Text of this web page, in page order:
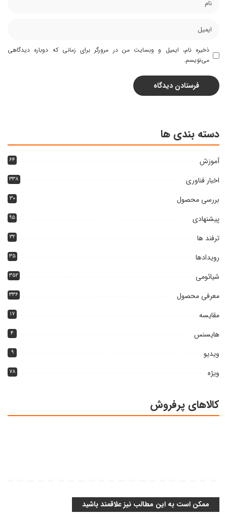
ذخیره نام، ایمیل و وبسایت من در مرورگر برای زمانی که دوباره دیدگاهی
می‌نویسم.
دسته بندی ها
آموزش ۶۴
اخبار فناوری ۳۳۸
بررسی محصول ۳۰
پیشنهادی ۹۵
ترفند ها ۳۲
رویدادها ۳۵
شیائومی ۳۵۲
معرفی محصول ۳۳۶
مقایسه ۱۷
هایسنس ۴
ویدیو ۹
ویژه ۷۸
کالاهای پرفروش
ممکن است به این مطالب نیز علاقمند باشید